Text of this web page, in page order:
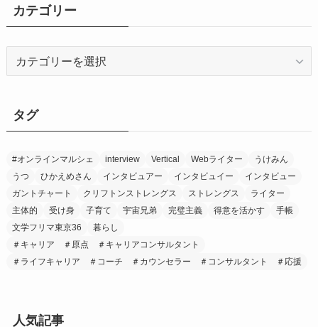
カテゴリー
ー
タグ
#オンラインマルシェ interview Vertical Webライター
うけみん
うつ
ひかえめさん インタビュアー インタビュイー
インタビュー
ガントチャート
クリフトンストレングス ストレングス
ライター
主体的
受け身 子育て 宇宙兄弟 完璧主義 得意を活かす
手帳
文学フリマ東京36
暮らし
＃キャリア ＃原点 ＃キャリアコンサルタント
＃ライフキャリア ＃コーチ ＃カウンセラー ＃コンサルタント ＃応援
人気記事